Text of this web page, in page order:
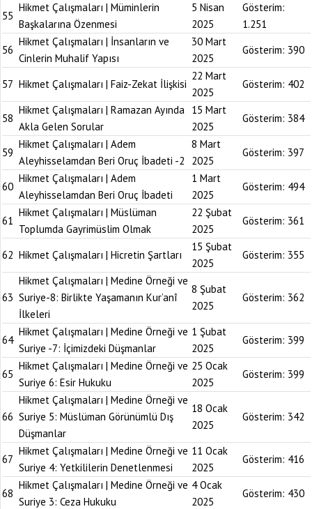
55
Hikmet Çalışmaları | Müminlerin
Başkalarına Özenmesi
5 Nisan
2025
Gösterim:
1.251
56
Hikmet Çalışmaları | İnsanların ve
Cinlerin Muhalif Yapısı
30 Mart
2025
Gösterim: 390
57 Hikmet Çalışmaları | Faiz-Zekat İlişkisi
22 Mart
2025
Gösterim: 402
58
Hikmet Çalışmaları | Ramazan Ayında
Akla Gelen Sorular
15 Mart
2025
Gösterim: 384
59
Hikmet Çalışmaları | Adem
Aleyhisselamdan Beri Oruç İbadeti -2
8 Mart
2025
Gösterim: 397
60
Hikmet Çalışmaları | Adem
Aleyhisselamdan Beri Oruç İbadeti
1 Mart
2025
Gösterim: 494
61
Hikmet Çalışmaları | Müslüman
Toplumda Gayrimüslim Olmak
22 Şubat
2025
Gösterim: 361
62 Hikmet Çalışmaları | Hicretin Şartları
15 Şubat
2025
Gösterim: 355
63
Hikmet Çalışmaları | Medine Örneği ve
Suriye-8: Birlikte Yaşamanın Kur’anî
İlkeleri
8 Şubat
2025
Gösterim: 362
64
Hikmet Çalışmaları | Medine Örneği ve
Suriye -7: İçimizdeki Düşmanlar
1 Şubat
2025
Gösterim: 399
65
Hikmet Çalışmaları | Medine Örneği ve
Suriye 6: Esir Hukuku
25 Ocak
2025
Gösterim: 399
66
Hikmet Çalışmaları | Medine Örneği ve
Suriye 5: Müslüman Görünümlü Dış
Düşmanlar
18 Ocak
2025
Gösterim: 342
67
Hikmet Çalışmaları | Medine Örneği ve
Suriye 4: Yetkililerin Denetlenmesi
11 Ocak
2025
Gösterim: 416
68
Hikmet Çalışmaları | Medine Örneği ve
Suriye 3: Ceza Hukuku
4 Ocak
2025
Gösterim: 430